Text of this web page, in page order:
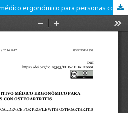
Diseño de un dispositivo médico ergonómico para personas con osteoartritis